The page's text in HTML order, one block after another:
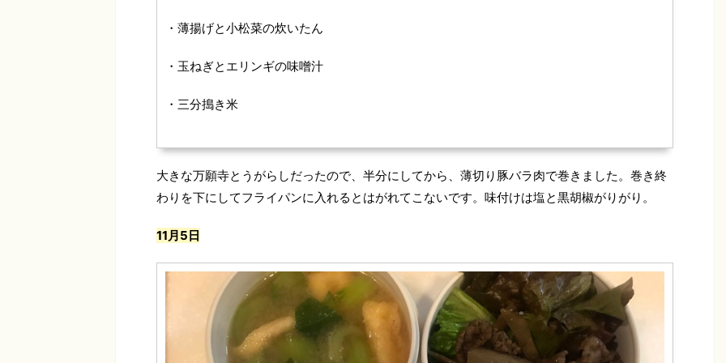
・薄揚げと小松菜の炊いたん
・玉ねぎとエリンギの味噌汁
・三分搗き米
大きな万願寺とうがらしだったので、半分にしてから、薄切り豚バラ肉で巻きました。巻き終
わりを下にしてフライパンに入れるとはがれてこないです。味付けは塩と黒胡椒がりがり。
11月5日